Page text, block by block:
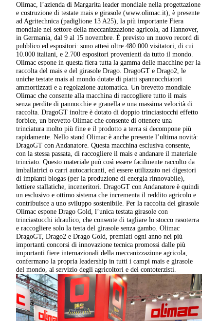
Olimac, l’azienda di Margarita leader mondiale nella progettazione
e costruzione di testate mais e girasole (www.olimac.it), è presente
ad Agritechnica (padiglione 13 A25), la più importante Fiera
mondiale nel settore della meccanizzazione agricola, ad Hannover,
in Germania, dal 9 al 15 novembre. È previsto un nuovo record di
pubblico ed espositori: sono attesi oltre 480.000 visitatori, di cui
10.000 italiani, e 2.700 espositori provenienti da tutto il mondo.
Olimac espone in questa fiera tutta la gamma delle macchine per la
raccolta del mais e del girasole Drago. DragoGT e Drago2, le
uniche testate mais al mondo dotate di piatti spannocchiatori
ammortizzati e a regolazione automatica. Un brevetto mondiale
Olimac che consente alla macchina di raccogliere tutto il mais
senza perdite di pannocchie e granella e una massima velocità di
raccolta. DragoGT inoltre è dotato di doppio trinciastocchi effetto
forbice, un brevetto Olimac che consente di ottenere una
trinciatura molto più fine e il prodotto a terra si decompone più
rapidamente. Nello stand Olimac è anche presente l’ultima novità:
DragoGT con Andanatore. Questa macchina esclusiva consente,
con la stessa passata, di raccogliere il mais e andanare il materiale
trinciato. Questo materiale può così essere facilmente raccolto da
imballatrici o carri autocaricanti, ed essere utilizzato nei digestori
di impianti biogas (per la produzione di energia rinnovabile),
lettiere stallatiche, inceneritori. DragoGT con Andanatore è quindi
un esclusivo e ottimo sistema che incrementa il reddito agricolo e
contribuisce a uno sviluppo sostenibile. Per la raccolta del girasole
Olimac espone Drago Gold, l’unica testata girasole con
trinciastocchi idraulico, che consente di tagliare lo stocco rasoterra
e raccogliere solo la testa del girasole senza gambo. Olimac
DragoGT, Drago2 e Drago Gold, premiati ogni anno nei più
importanti concorsi di innovazione tecnica promossi dalle più
importanti fiere internazionali della meccanizzazione agricola,
confermano la propria leadership in tutti i campi mais e girasole
del mondo, al servizio degli agricoltori e dei contoterzisti.